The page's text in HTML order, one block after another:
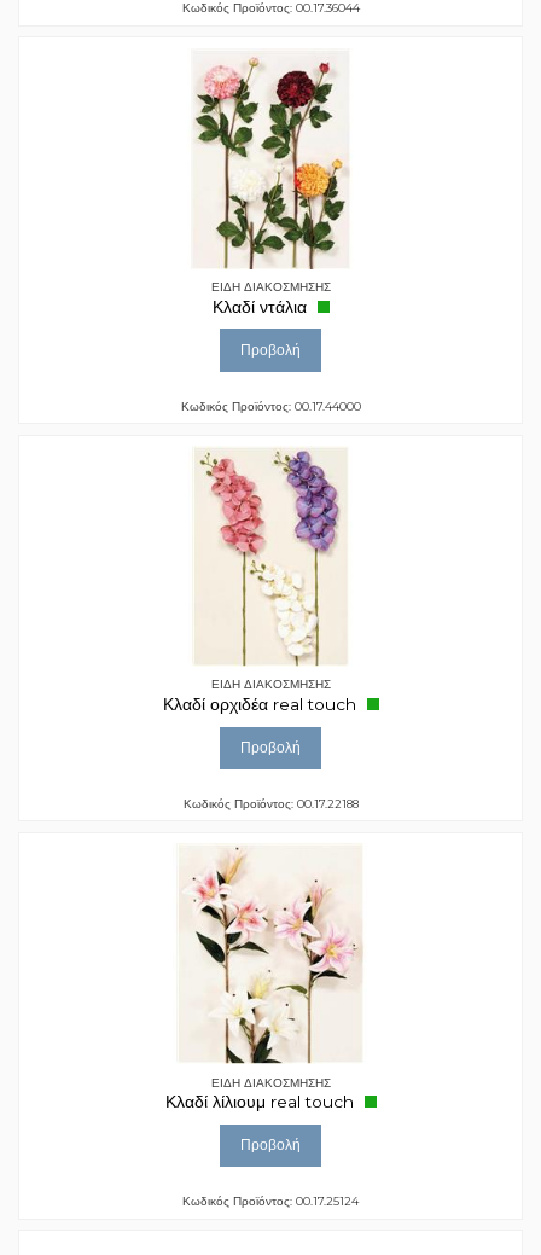
Κωδικός Προϊόντος: 00.17.36044
ΕΙΔΗ ΔΙΑΚΟΣΜΗΣΗΣ
Κλαδί ντάλια
Προβολή
Κωδικός Προϊόντος: 00.17.44000
ΕΙΔΗ ΔΙΑΚΟΣΜΗΣΗΣ
Κλαδί ορχιδέα real touch
Προβολή
Κωδικός Προϊόντος: 00.17.22188
ΕΙΔΗ ΔΙΑΚΟΣΜΗΣΗΣ
Κλαδί λίλιουμ real touch
Προβολή
Κωδικός Προϊόντος: 00.17.25124